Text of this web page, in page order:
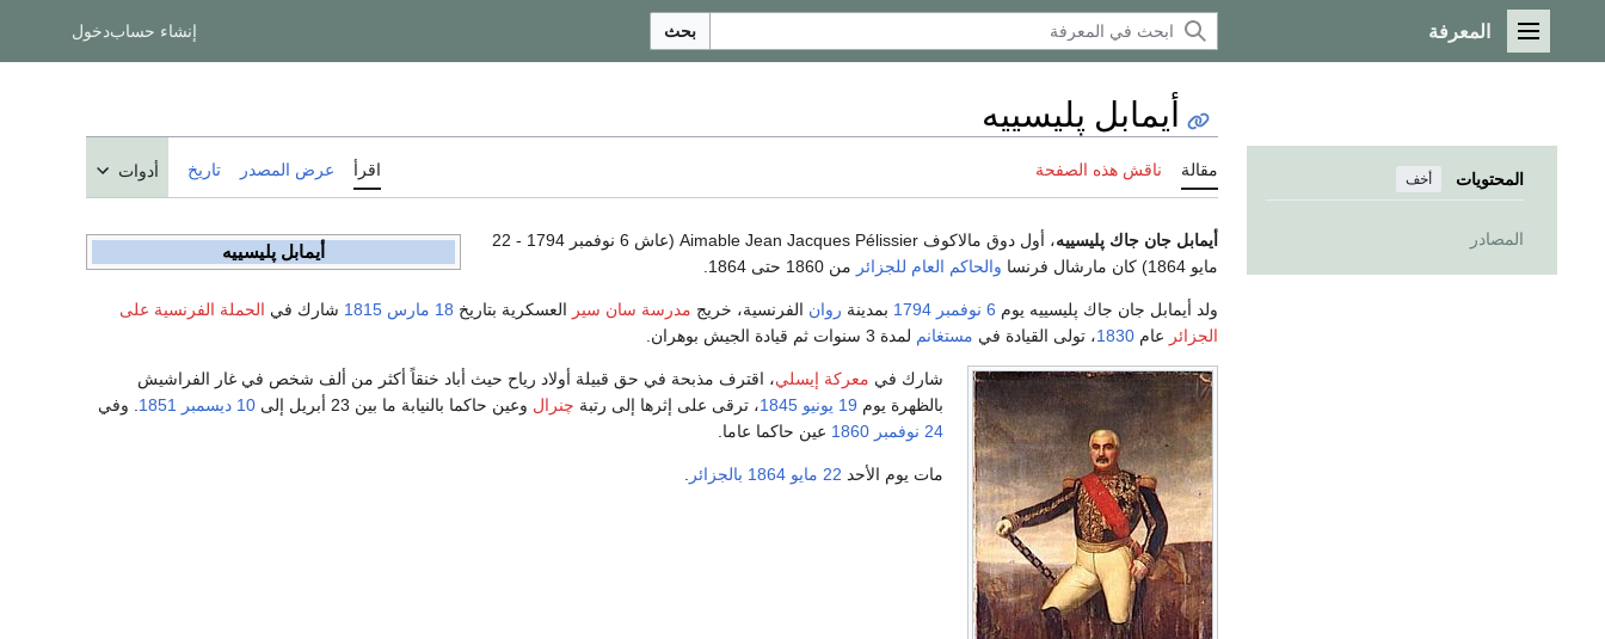
القائمة الرئيسية
المعرفة بحث إنشاء حسابدخول
المحتويات أخف
المصادر
أيمابل پليسييه
مقالة ناقش هذه الصفحة اقرأ عرض المصدر تاريخ أدوات
أيمابل پليسييه
أيمابل جان جاك پليسييه
، أول دوق مالاكوف Aimable Jean Jacques Pélissier (عاش 6 نوفمبر 1794 - 22
مايو 1864) كان مارشال فرنسا
والحاكم العام للجزائر من 1860 حتى 1864.
ولد أيمابل جان جاك پليسييه يوم 6 نوفمبر 1794 بمدينة روان الفرنسية، خريج مدرسة سان سير العسكرية بتاريخ 18 مارس 1815 شارك في الحملة الفرنسية على
الجزائر عام 1830، تولى القيادة في مستغانم لمدة 3 سنوات ثم قيادة الجيش بوهران.
شارك في معركة إيسلي، اقترف مذبحة في حق قبيلة أولاد رياح حيث أباد خنقاً أكثر من ألف شخص في غار الفراشيش
بالظهرة يوم 19 يونيو 1845، ترقى على إثرها إلى رتبة چنرال وعين حاكما بالنيابة ما بين 23 أبريل إلى 10 ديسمبر 1851 . وفي
24 نوفمبر
1860 عين حاكما عاما.
مات يوم الأحد 22 مايو 1864 بالجزائر